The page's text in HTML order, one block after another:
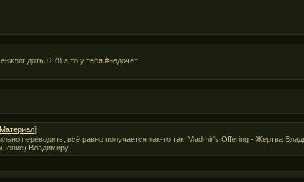
доты 6.78 а то у тебя #недочет
Материал]
переводить, всё равно получается как-то так: Vladmir's Offering - Жертва
Владимиру.